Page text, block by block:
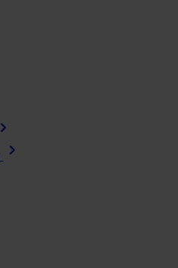
chevron_right
chevron_right